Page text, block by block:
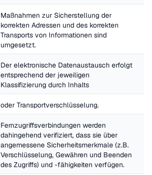
Maßnahmen zur Sicherstellung der
korrekten Adressen und des korrekten
Transports von Informationen sind
umgesetzt.
Der elektronische Datenaustausch erfolgt
entsprechend der jeweiligen
Klassifizierung durch Inhalts
oder Transportverschlüsselung.
Fernzugriffsverbindungen werden
dahingehend verifiziert, dass sie über
angemessene Sicherheitsmerkmale (z.B.
Verschlüsselung, Gewähren und Beenden
des Zugriffs) und -fähigkeiten verfügen.